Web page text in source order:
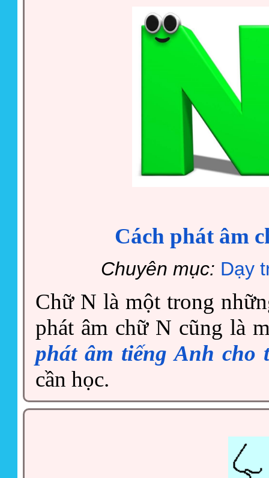
Cách phát âm
Chuyên mục: Dạy
Chữ N là một trong
phát âm chữ N cũng là
phát âm tiếng Anh cho
cần học.